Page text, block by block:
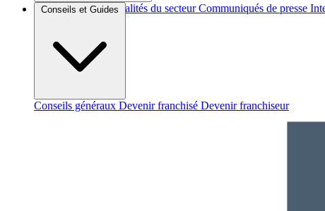
Brèves et actus Actualités du secteur Communiqués de presse
Conseils et Guides
Conseils généraux Devenir franchisé Devenir franchiseur